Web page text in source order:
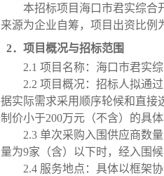
本招标项目 海口市君实综合
来源为企业自筹，项目出资比例
2．项目概况与招标范围
2.1 项目名称： 海口市君实
2.2 项目概况： 招标人拟通
据实际需求采用顺序轮候和直接
制价小于200万元（不含）的具
2.3 单次采购入围供应商数
量为9家 （含） 以下时，经入围
2.4 服务地点：具体以框架